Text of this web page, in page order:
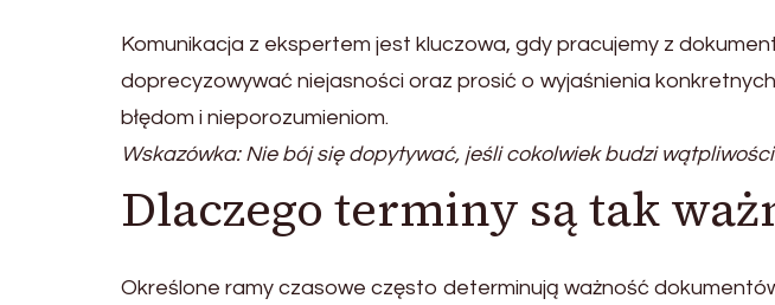
Komunikacja z ekspertem jest kluczowa, gdy pracujemy z
doprecyzowywać niejasności oraz prosić o wyjaśnienia
błędom i nieporozumieniom.
Wskazówka: Nie bój się dopytywać, jeśli cokolwiek budzi
Dlaczego terminy są tak
Określone ramy czasowe często determinują ważność